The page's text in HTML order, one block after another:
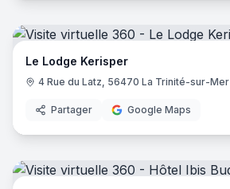
Le Lodge Kerisper
4 Rue du Latz, 56470 La Trinité-sur-Mer
Partager Google Maps